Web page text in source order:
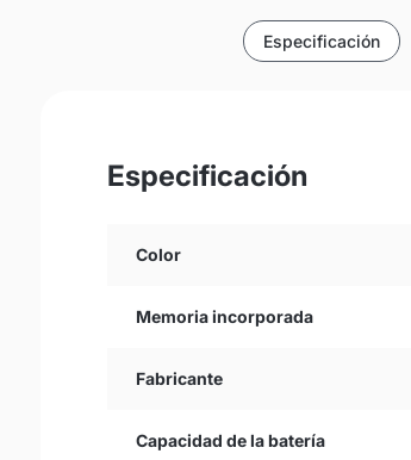
Especificación
Especificación
Color
Memoria incorporada
Fabricante
Capacidad de la batería